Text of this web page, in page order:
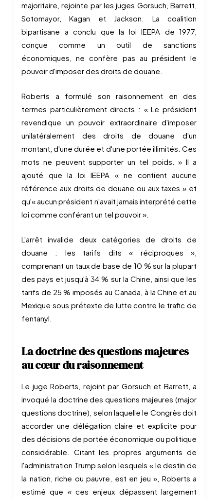
majoritaire, rejointe par les juges Gorsuch, Barrett,
Sotomayor, Kagan et Jackson. La coalition
bipartisane a conclu que la loi IEEPA de 1977,
conçue comme un outil de sanctions
économiques, ne confère pas au président le
pouvoir d'imposer des droits de douane.
Roberts a formulé son raisonnement en des
termes particulièrement directs : « Le président
revendique un pouvoir extraordinaire d'imposer
unilatéralement des droits de douane d'un
montant, d'une durée et d'une portée illimités. Ces
mots ne peuvent supporter un tel poids. » Il a
ajouté que la loi IEEPA « ne contient aucune
référence aux droits de douane ou aux taxes » et
qu'« aucun président n'avait jamais interprété cette
loi comme conférant un tel pouvoir ».
L'arrêt invalide deux catégories de droits de
douane : les tarifs dits « réciproques »,
comprenant un taux de base de 10 % sur la plupart
des pays et jusqu'à 34 % sur la Chine, ainsi que les
tarifs de 25 % imposés au Canada, à la Chine et au
Mexique sous prétexte de lutte contre le trafic de
fentanyl.
La doctrine des questions majeures
au cœur du raisonnement
Le juge Roberts, rejoint par Gorsuch et Barrett, a
invoqué la doctrine des questions majeures (major
questions doctrine), selon laquelle le Congrès doit
accorder une délégation claire et explicite pour
des décisions de portée économique ou politique
considérable. Citant les propres arguments de
l'administration Trump selon lesquels « le destin de
la nation, riche ou pauvre, est en jeu », Roberts a
estimé que « ces enjeux dépassent largement